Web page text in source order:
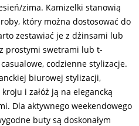
zima. Kamizelki stanowią
który można dostosować do
zestawiać je z dżinsami lub
prostymi swetrami lub t-
codzienne stylizacje.
biurowej stylizacji,
i załóż ją na elegancką
Dla aktywnego weekendowego
buty są doskonałym